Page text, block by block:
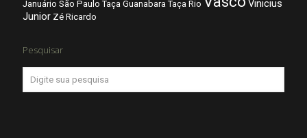
Januário São Paulo Taça Guanabara Taça Rio
Vinicius
Junior Zé Ricardo
Pesquisar